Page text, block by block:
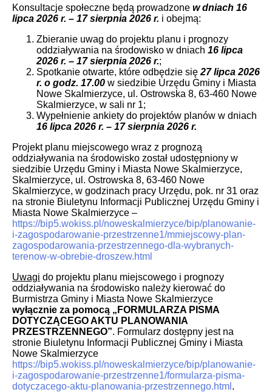
Konsultacje społeczne będą prowadzone w dniach 16
lipca 2026 r. – 17 sierpnia 2026 r. i obejmą:
Zbieranie uwag do projektu planu i prognozy
oddziaływania na środowisko w dniach 16 lipca
2026 r. – 17 sierpnia 2026 r.;
Spotkanie otwarte, które odbędzie się 27 lipca 2026
r. o godz. 17.00 w siedzibie Urzędu Gminy i Miasta
Nowe Skalmierzyce, ul. Ostrowska 8, 63-460 Nowe
Skalmierzyce, w sali nr 1;
Wypełnienie ankiety do projektów planów w dniach
16 lipca 2026 r. – 17 sierpnia 2026 r.
Projekt planu miejscowego wraz z prognozą
oddziaływania na środowisko został udostępniony w
siedzibie Urzędu Gminy i Miasta Nowe Skalmierzyce,
Skalmierzyce, ul. Ostrowska 8, 63-460 Nowe
Skalmierzyce, w godzinach pracy Urzędu, pok. nr 31 oraz
na stronie Biuletynu Informacji Publicznej Urzędu Gminy i
Miasta Nowe Skalmierzyce –
https://bip5.wokiss.pl/noweskalmierzyce/bip/planowanie-
i-zagospodarowanie-przestrzenne1/mmiejscowy-plan-
zagospodarowania-przestrzennego-dla-wybranych-
terenow-w-obrebie-droszew.html
Uwagi do projektu planu miejscowego i prognozy
oddziaływania na środowisko należy kierować do
Burmistrza Gminy i Miasta Nowe Skalmierzyce
wyłącznie za pomocą „FORMULARZA PISMA
DOTYCZĄCEGO AKTU PLANOWANIA
PRZESTRZENNEGO”. Formularz dostępny jest na
stronie Biuletynu Informacji Publicznej Gminy i Miasta
Nowe Skalmierzyce
https://bip5.wokiss.pl/noweskalmierzyce/bip/planowanie-
i-zagospodarowanie-przestrzenne1/formularza-pisma-
dotyczacego-aktu-planowania-przestrzennego.html .